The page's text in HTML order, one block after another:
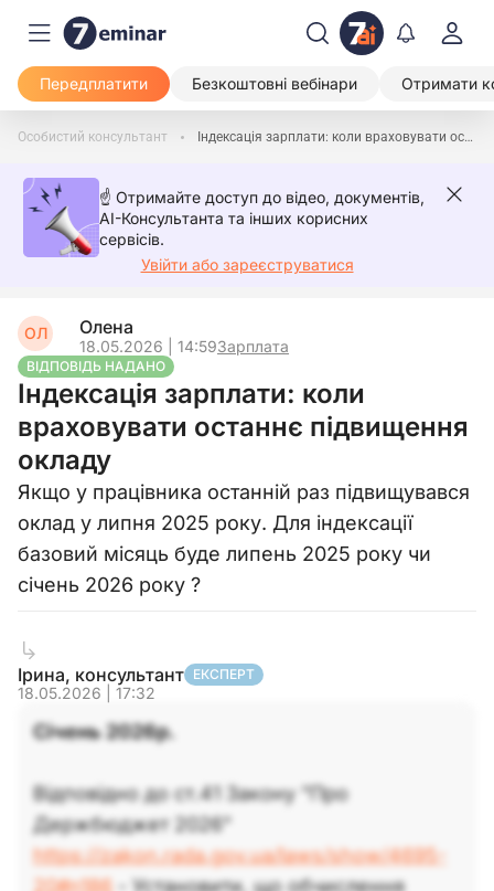
Передплатити Безкоштовні вебінари Отримати
Особистий консультант Індексація зарплати: коли враховувати останнє підвищення окладу
☝️ Отримайте доступ до відео, документів,
AI-Консультанта та інших корисних
сервісів.
Увійти або зареєструватися
ОЛ Олена
18.05.2026 | 14:59Зарплата
ВІДПОВІДЬ НАДАНО
Індексація зарплати: коли
враховувати останнє підвищення
окладу
Якщо у працівника останній раз підвищувався
оклад у липня 2025 року. Для індексації
базовий місяць буде липень 2025 року чи
січень 2026 року ?
Ірина, консультант ЕКСПЕРТ
18.05.2026 | 17:32
Січень 2026р.
Відповідно до ст.41 Закону "Про
Держбюджет 2026"
https://zakon.rada.gov.ua/laws/show/4695-
20#n186 - Установити, що обчислення